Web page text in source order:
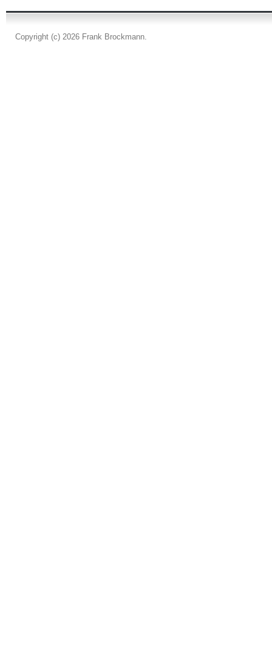
Copyright (c) 2026 Frank Brockmann.